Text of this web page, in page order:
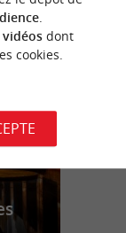
.
vidéosdont
cookies.